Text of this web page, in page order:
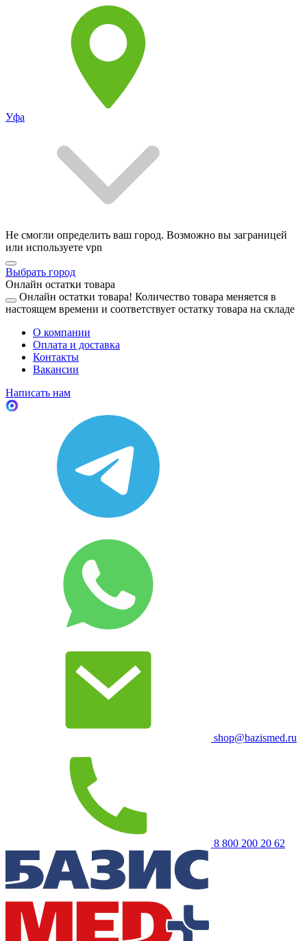
Уфа
Не смогли определить ваш город. Возможно вы заграницей
или используете vpn
Выбрать город
Онлайн остатки товара
Онлайн остатки товара! Количество товара меняется в
настоящем времени и соответствует остатку товара на складе
О компании
Оплата и доставка
Контакты
Вакансии
Написать нам
shop@bazismed.ru
8 800 200 20 62